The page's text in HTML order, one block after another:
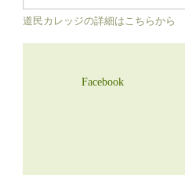
道民カレッジの詳細はこちらから
Facebook